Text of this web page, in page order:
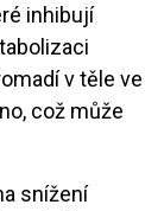
inhibují
v těle ve
což může
snížení